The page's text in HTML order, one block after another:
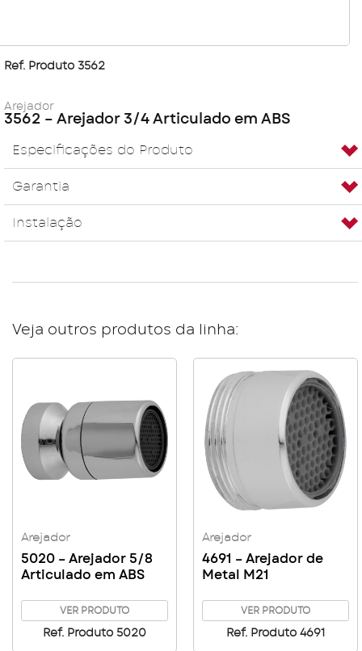
Ref. Produto 3562
Arejador
3562 – Arejador 3/4 Articulado em ABS
Especificações do Produto
Garantia
Instalação
Veja outros produtos da linha:
Arejador
5020 – Arejador 5/8
Articulado em ABS
VER PRODUTO
Ref. Produto 5020
Arejador
4691 – Arejador de
Metal M21
VER PRODUTO
Ref. Produto 4691